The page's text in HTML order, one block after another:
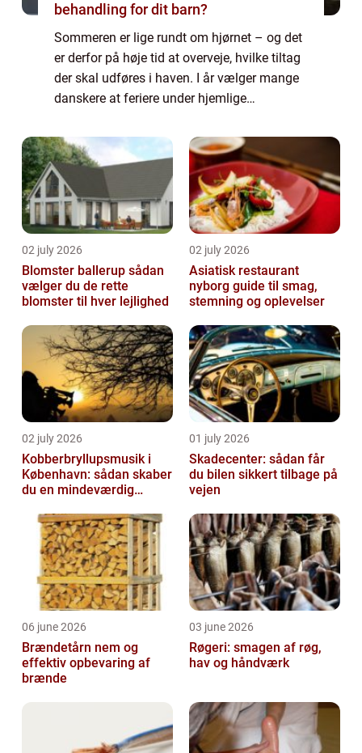
behandling for dit barn?
Sommeren er lige rundt om hjørnet – og det
er derfor på høje tid at overveje, hvilke tiltag
der skal udføres i haven. I år vælger mange
danskere at feriere under hjemlige
haven. Hører du til denne gruppe er ...
02 july 2026
Blomster ballerup sådan
vælger du de rette
blomster til hver lejlighed
02 july 2026
Asiatisk restaurant
nyborg guide til smag,
stemning og oplevelser
02 july 2026
Kobberbryllupsmusik i
København: sådan skaber
du en mindeværdig
01 july 2026
Skadecenter: sådan får
du bilen sikkert tilbage på
vejen
06 june 2026
Brændetårn nem og
effektiv opbevaring af
brænde
03 june 2026
Røgeri: smagen af røg,
hav og håndværk